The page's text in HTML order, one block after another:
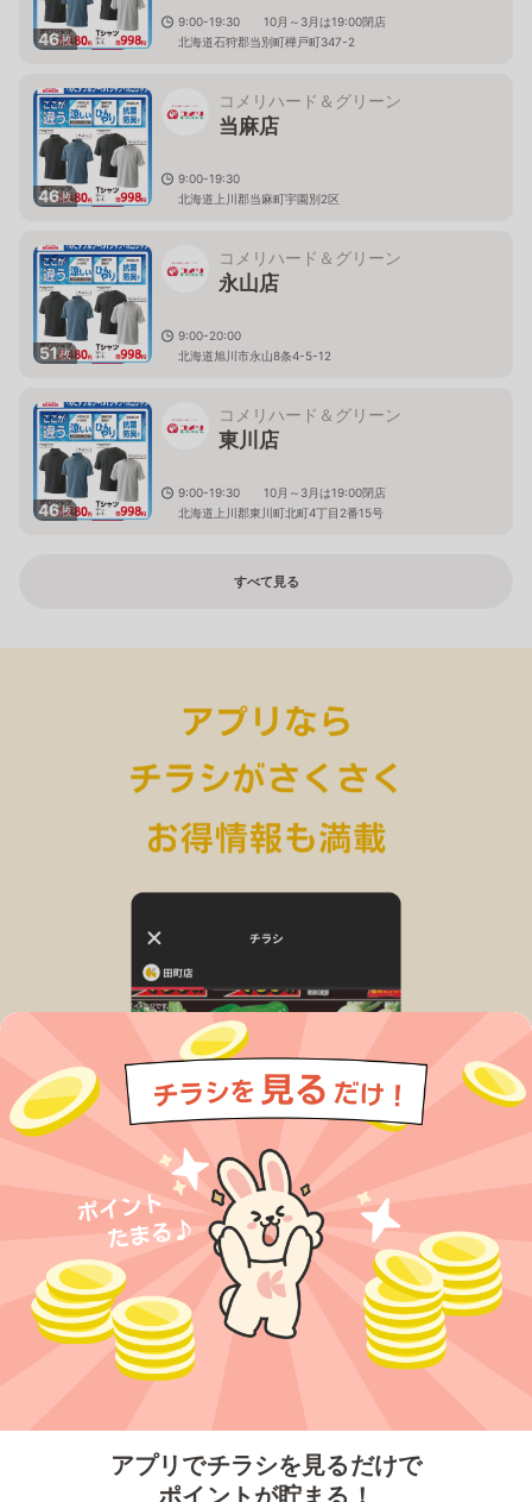
アプリでチラシを見るだけで
ポイントが貯まる！
46枚
9:00-19:30 10月～3月は19:00閉店
北海道石狩郡当別町樺戸町347-2
46枚
コメリハード＆グリーン
当麻店
9:00-19:30
北海道上川郡当麻町宇園別2区
51枚
コメリハード＆グリーン
永山店
9:00-20:00
北海道旭川市永山8条4-5-12
46枚
コメリハード＆グリーン
東川店
9:00-19:30 10月～3月は19:00閉店
北海道上川郡東川町北町4丁目2番15号
すべて見る